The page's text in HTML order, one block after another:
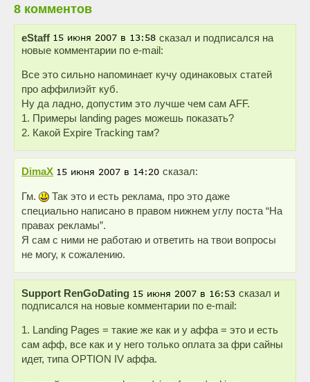
8 комментов
eStaff
сказал и подписался на
новые комментарии по e-mail:
Все это сильно напоминает кучу одинаковых статей
про аффилиэйт куб.
Ну да ладно, допустим это лучше чем сам AFF.
1. Примеры landing pages можешь показать?
2. Какой Expire Tracking там?
DimaX сказал:
Гм.
Так это и есть реклама, про это даже
специально написано в правом нижнем углу поста “На
правах рекламы”.
Я сам с ними не работаю и ответить на твои вопросы
не могу, к сожалению.
Support RenGoDating
сказал и
подписался на новые комментарии по e-mail:
1. Landing Pages = такие же как и у аффа = это и есть
сам афф, все как и у него только оплата за фри сайны
идет, типа OPTION IV аффа.